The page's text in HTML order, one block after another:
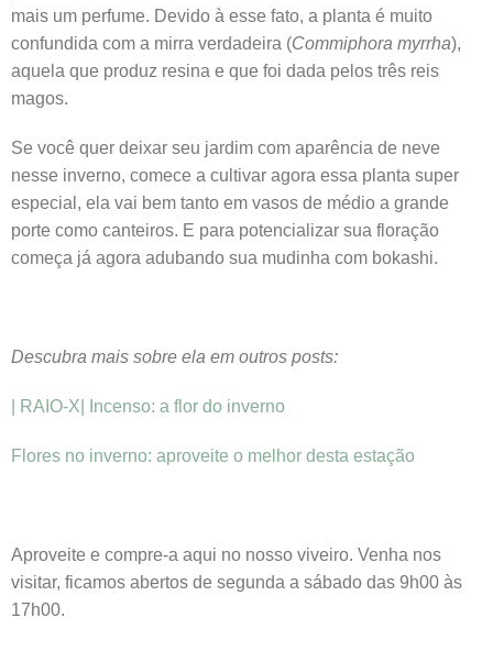
mais um perfume. Devido à esse fato, a planta é muito
confundida com a mirra verdadeira (Commiphora myrrha),
aquela que produz resina e que foi dada pelos três reis
magos.
Se você quer deixar seu jardim com aparência de neve
nesse inverno, comece a cultivar agora essa planta super
especial, ela vai bem tanto em vasos de médio a grande
porte como canteiros. E para potencializar sua floração
começa já agora adubando sua mudinha com bokashi.
Descubra mais sobre ela em outros posts:
| RAIO-X| Incenso: a flor do inverno
Flores no inverno: aproveite o melhor desta estação
Aproveite e compre-a aqui no nosso viveiro. Venha nos
visitar, ficamos abertos de segunda a sábado das 9h00 às
17h00.